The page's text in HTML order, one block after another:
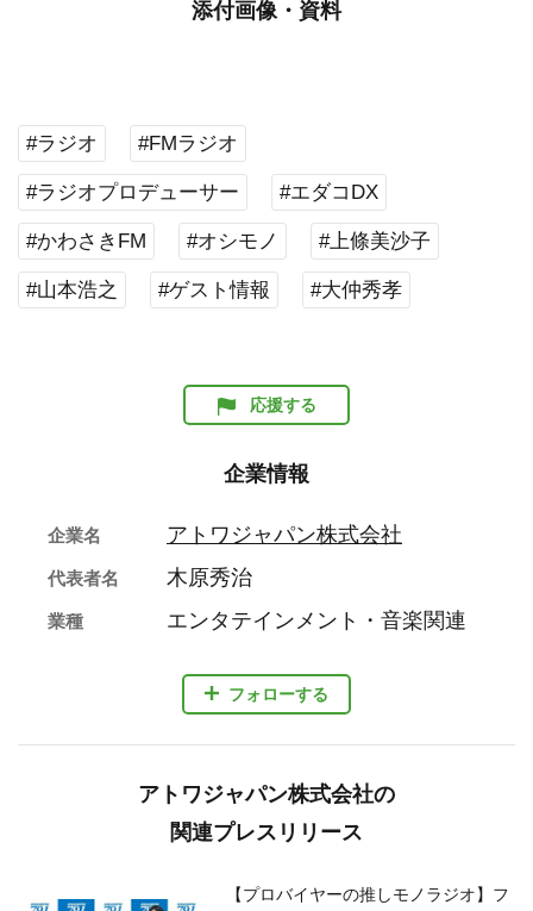
添付画像・資料
#ラジオ #FMラジオ
#ラジオプロデューサー #エダコDX
#かわさきFM #オシモノ #上條美沙子
#山本浩之 #ゲスト情報 #大仲秀孝
応援する
企業情報
フォローする
企業名 アトワジャパン株式会社
代表者名 木原秀治
業種 エンタテインメント・音楽関連
アトワジャパン株式会社の
関連プレスリリース
【プロバイヤーの推しモノラジオ】フ